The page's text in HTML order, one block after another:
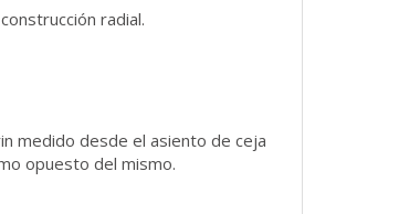
radial.
medido desde el asiento de ceja
opuesto del mismo.